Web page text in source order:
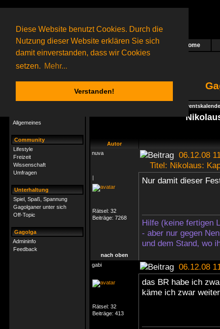
Diese Website benutzt Cookies. Durch die
Nutzung dieser Website erklären Sie sich
damit einverstanden, dass wir Cookies
setzen. Mehr...
Verstanden!
Das nächste Rätsel ist in Arbeit Home
65 Gagolganeronline(0 registrierte und 65 Gäste)
Gagolganer:
9732Rätsel online:
Allgemeines
Community
Lifestyle
Freizeit
Wissenschaft
Umfragen
Unterhaltung
Spiel, Spaß, Spannung
Gagolganer unter sich
Off-Topic
Gagolga
Admininfo
Feedback
Specials -
Autor
nuva
06.12.08
Titel: Nikolaus:
|
Rätsel: 32
Beiträge: 7268
Nur damit dieser
Hilfe (keine fertigen
- aber nur gegen
und dem Stand, wo
nach oben
gabi
06.12.08
Rätsel: 32
Beiträge: 413
das BR habe ich
käme ich zwar